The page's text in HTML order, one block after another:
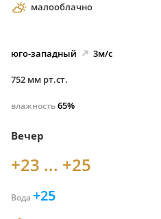
малооблачно
юго-западный 3м/с
752 мм рт.ст.
влажность65%
Вечер
+23 ... +25
Вода +25